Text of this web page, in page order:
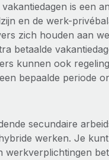
is een
en de werk-
zich houden aan
betaalde
kunnen ook
bepaalde periode
secundaire
werken. Je
werkverplichtingen